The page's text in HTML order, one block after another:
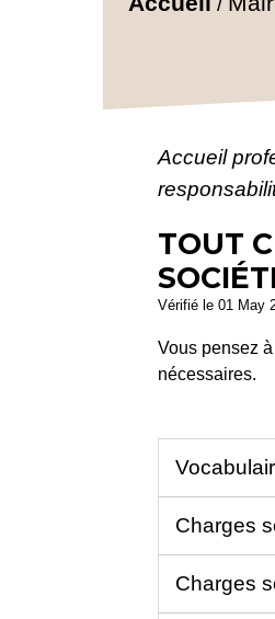
Accueil
TOUT
Vérifié le 01 May
Vous pensez
nécessaires.
Charges
Charges